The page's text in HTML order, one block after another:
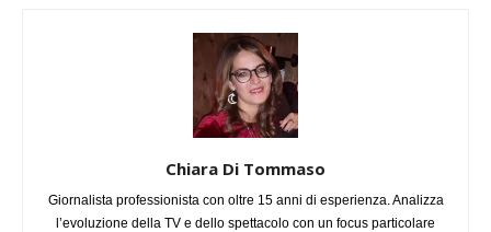
Chiara Di Tommaso
Giornalista professionista con oltre 15 anni di esperienza. Analizza
l’evoluzione della TV e dello spettacolo con un focus particolare